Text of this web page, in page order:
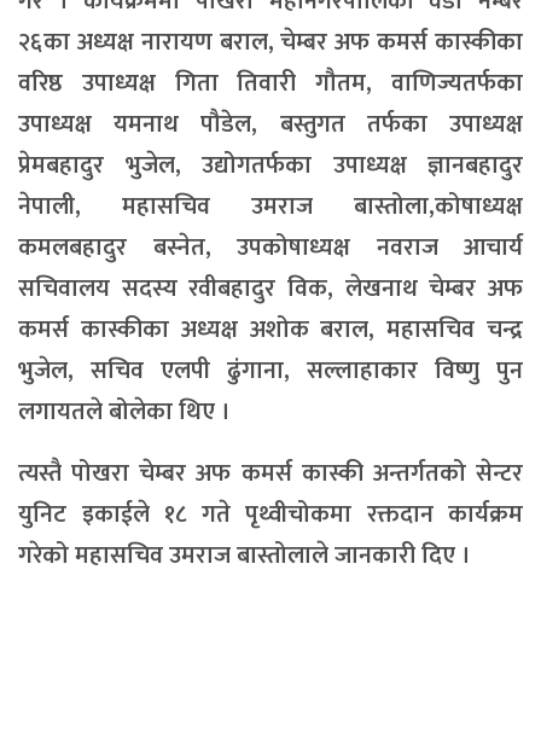
२६का अध्यक्ष नारायण बराल, चेम्बर अफ कमर्स कास्कीका
वरिष्ठ उपाध्यक्ष गिता तिवारी गौतम, वाणिज्यतर्फका
उपाध्यक्ष यमनाथ पौडेल, बस्तुगत तर्फका उपाध्यक्ष
प्रेमबहादुर भुजेल, उद्योगतर्फका उपाध्यक्ष ज्ञानबहादुर
नेपाली, महासचिव उमराज बास्तोला,कोषाध्यक्ष
कमलबहादुर बस्नेत, उपकोषाध्यक्ष नवराज आचार्य
सचिवालय सदस्य रवीबहादुर विक, लेखनाथ चेम्बर अफ
कमर्स कास्कीका अध्यक्ष अशोक बराल, महासचिव चन्द्र
भुजेल, सचिव एलपी ढुंगाना, सल्लाहाकार विष्णु पुन
लगायतले बोलेका थिए ।
त्यस्तै पोखरा चेम्बर अफ कमर्स कास्की अन्तर्गतको सेन्टर
युनिट इकाईले १८ गते पृथ्वीचोकमा रक्तदान कार्यक्रम
गरेको महासचिव उमराज बास्तोलाले जानकारी दिए ।